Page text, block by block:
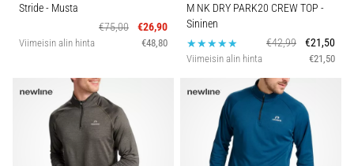
Stride- Musta
€75,00
€26,90
Viimeisin alin hinta €48,80
M NK DRY PARK20 CREW TOP -
Sininen
€42,99
€21,50
Viimeisin alin hinta €21,50